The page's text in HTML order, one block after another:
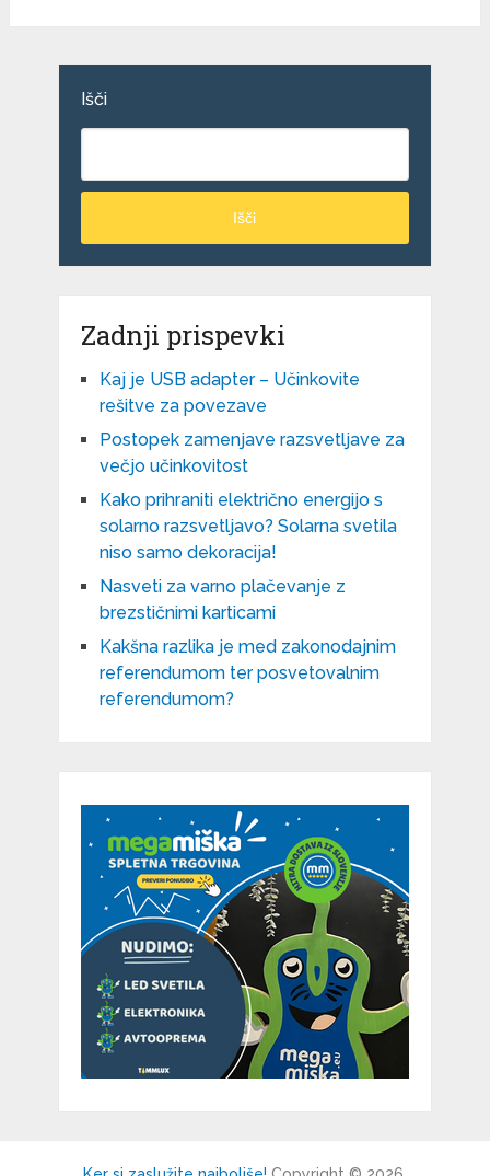
Išči
Išči
Zadnji prispevki
Kaj je USB adapter – Učinkovite
rešitve za povezave
Postopek zamenjave razsvetljave za
večjo učinkovitost
Kako prihraniti električno energijo s
solarno razsvetljavo? Solarna svetila
niso samo dekoracija!
Nasveti za varno plačevanje z
brezstičnimi karticami
Kakšna razlika je med zakonodajnim
referendumom ter posvetovalnim
referendumom?